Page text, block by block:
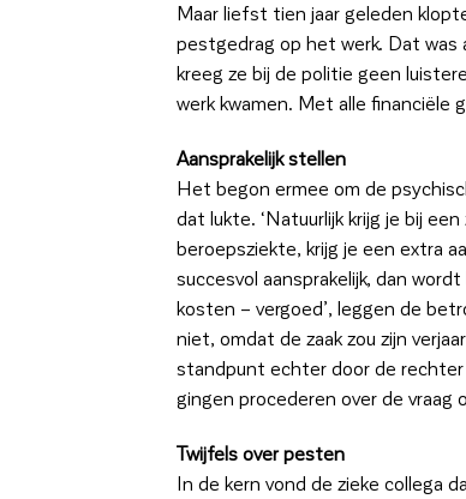
Maar liefst tien jaar geleden
pestgedrag op het werk. Dat was
kreeg ze bij de politie geen
werk kwamen. Met alle financiële
Aansprakelijk stellen
Het begon ermee om de
dat lukte. ‘Natuurlijk krijg je bij
beroepsziekte, krijg je een extra
succesvol aansprakelijk, dan
kosten – vergoed’, leggen de
niet, omdat de zaak zou zijn
standpunt echter door de rechter
gingen procederen over de vraag
Twijfels over pesten
In de kern vond de zieke collega